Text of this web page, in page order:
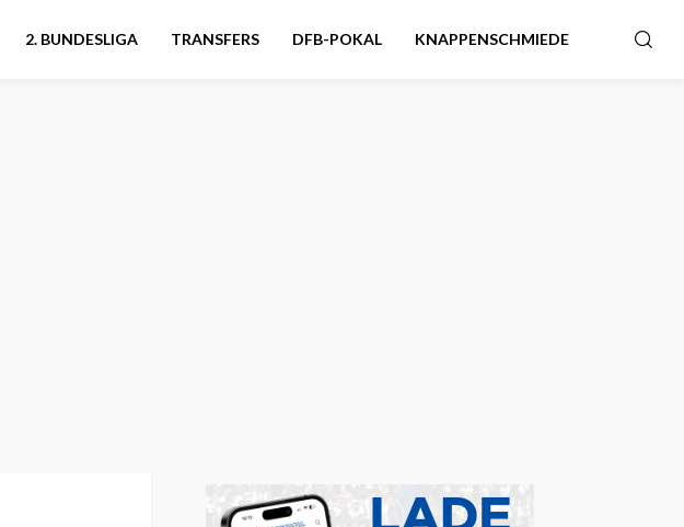
2. BUNDESLIGA TRANSFERS DFB-POKAL KNAPPENSCHMIEDE